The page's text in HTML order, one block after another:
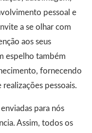
pessoal e
a se olhar com
aos seus
espelho também
fornecendo
pessoais.
para nós
Assim, todos os